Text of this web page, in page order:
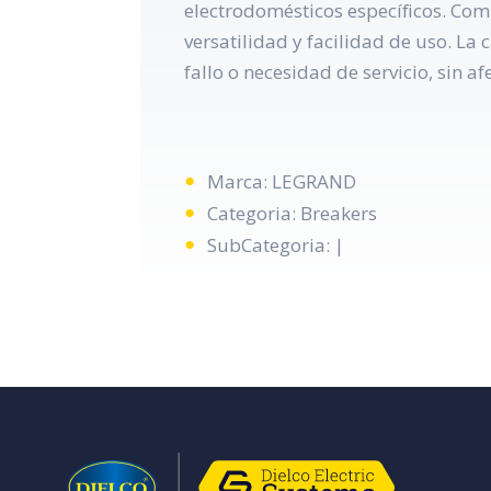
electrodomésticos específicos.
versatilidad y facilidad de uso. La
fallo o necesidad de servicio, sin
Marca: LEGRAND
Categoria: Breakers
SubCategoria: |